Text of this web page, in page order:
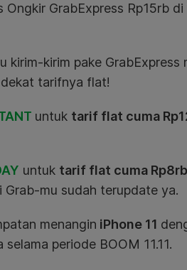
Ongkir GrabExpress Rp15rb
kirim-kirim pake GrabExpress
tarifnya flat!
untuk tarif flat cuma
untuk tarif flat cuma
Grab-mu sudah terupdate ya.
menangin iPhone 11
selama periode BOOM 11.11.